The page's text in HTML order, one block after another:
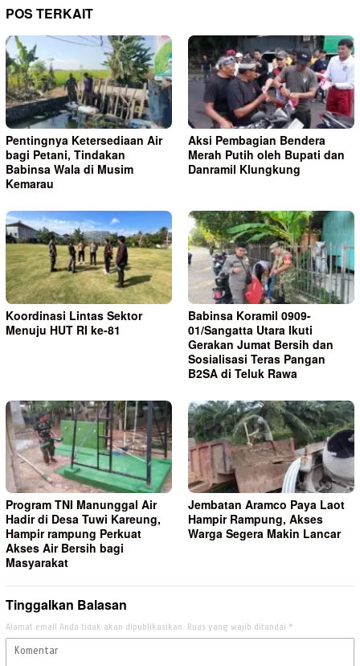
POS TERKAIT
Pentingnya Ketersediaan Air
bagi Petani, Tindakan
Babinsa Wala di Musim
Kemarau
Aksi Pembagian Bendera
Merah Putih oleh Bupati dan
Danramil Klungkung
Koordinasi Lintas Sektor
Menuju HUT RI ke-81
Babinsa Koramil 0909-
01/Sangatta Utara Ikuti
Gerakan Jumat Bersih dan
Sosialisasi Teras Pangan
B2SA di Teluk Rawa
Program TNI Manunggal Air
Hadir di Desa Tuwi Kareung,
Hampir rampung Perkuat
Akses Air Bersih bagi
Masyarakat
Jembatan Aramco Paya Laot
Hampir Rampung, Akses
Warga Segera Makin Lancar
Tinggalkan Balasan
Alamat email Anda tidak akan dipublikasikan. Ruas yang wajib ditandai *